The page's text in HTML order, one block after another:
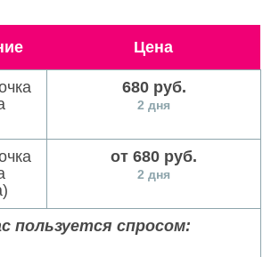
Цена
680 руб.
2 дня
от 680 руб.
2 дня
пользуется спросом: